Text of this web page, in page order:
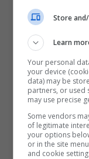
TrajnimetStore
Learn
Your personal
your device
data) may be
partners, or used
may use precise
Some vendors
of legitimate
your options
or in the site
and cookie